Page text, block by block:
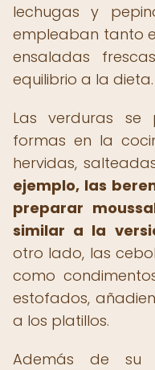
lechugas y
empleaban tanto
ensaladas
equilibrio a la dieta.
Las verduras se
formas en la
hervidas,
ejemplo, las
preparar
similar a la
otro lado, las
como
estofados,
a los platillos.
Además de su